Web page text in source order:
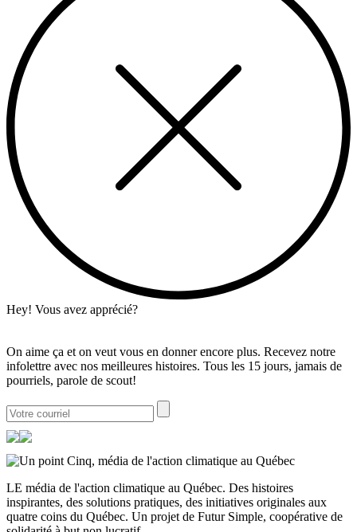
Hey! Vous avez apprécié?
On aime ça et on veut vous en donner encore plus. Recevez notre
infolettre avec nos meilleures histoires. Tous les 15 jours, jamais de
pourriels, parole de scout!
LE média de l'action climatique au Québec. Des histoires
inspirantes, des solutions pratiques, des initiatives originales aux
quatre coins du Québec. Un projet de Futur Simple, coopérative de